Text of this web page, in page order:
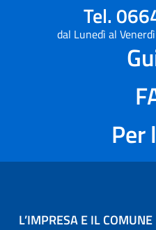
Tel.
dal Lunedì al
Per
L’IMPRESA E IL COMUNE